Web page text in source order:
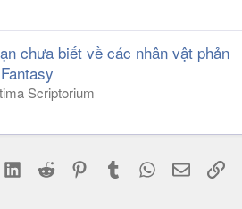
chưa biết về các nhân vật phản
Scriptorium
LinkedIn
Reddit PinterestTumblr WhatsApp
Email